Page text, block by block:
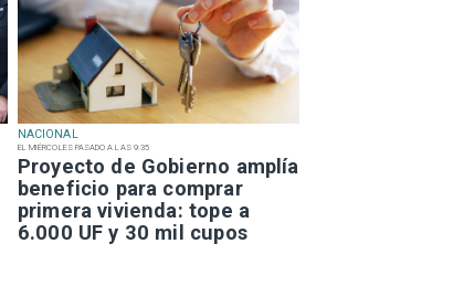
NACIONAL
EL MIÉRCOLES PASADO A LAS 9:35
Proyecto de Gobierno amplía
beneficio para comprar
primera vivienda: tope a
6.000 UF y 30 mil cupos